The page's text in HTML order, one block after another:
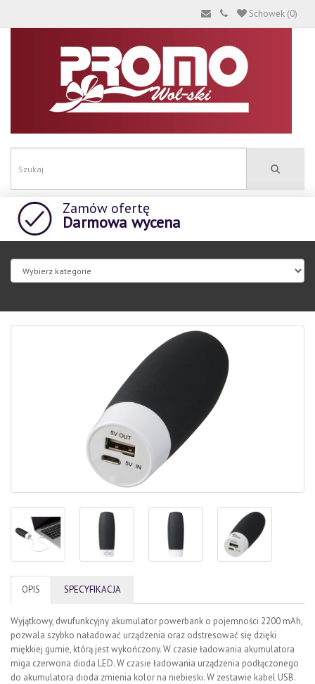
Schowek (0)
Zamów ofertę
Darmowa wycena
OPIS SPECYFIKACJA
Wyjątkowy, dwufunkcyjny akumulator powerbank o pojemności 2200 mAh,
pozwala szybko naładować urządzenia oraz odstresować się dzięki
miękkiej gumie, którą jest wykończony. W czasie ładowania akumulatora
miga czerwona dioda LED. W czasie ładowania urządzenia podłączonego
do akumulatora dioda zmienia kolor na niebieski. W zestawie kabel USB.